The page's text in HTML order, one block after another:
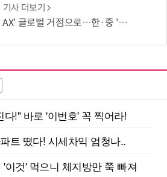
기사 더보기
로벌 거점으로…한·중 '피지컬 AI' 동맹 뜬다